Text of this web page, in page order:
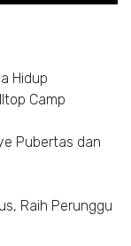
Hidup
Camp
Pubertas dan
Raih Perunggu